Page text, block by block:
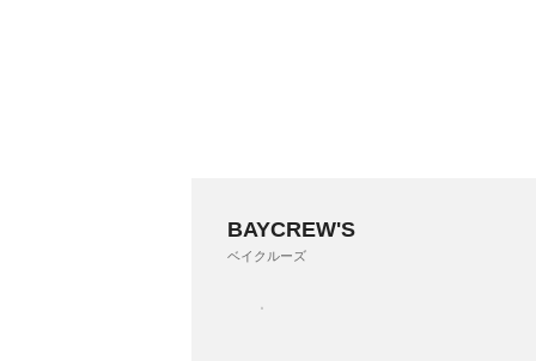
BAYCREW'S
ベイクルーズ